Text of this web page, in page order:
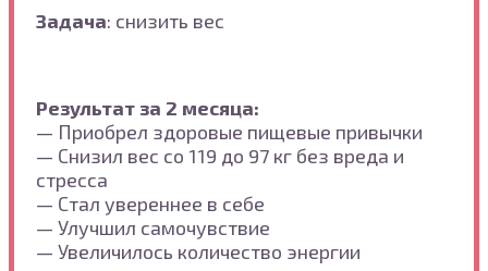
Задача: снизить вес
Результат за 2 месяца:
— Приобрел здоровые пищевые привычки
— Снизил вес со 119 до 97 кг без вреда и
стресса
— Стал увереннее в себе
— Улучшил самочувствие
— Увеличилось количество энергии